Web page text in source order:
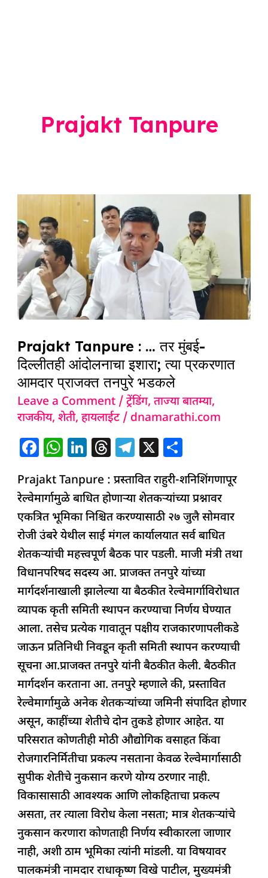
Prajakt Tanpure
Prajakt Tanpure : … तर मुंबई-
दिल्लीतही आंदोलनाचा इशारा; त्या प्रकरणात
आमदार प्राजक्त तनपुरे भडकले
Leave a Comment /ट्रेंडिंग,ताज्या बातम्या,
राजकीय,शेती,हायलाईट/ dnamarathi.com
F
c
e
b
o
o
k
W
at
s
A
p
p
Li
k
e
dI
n
T
re
a
d
s
T
el
e
g
ra
m
X
h
ar
e
Prajakt Tanpure : प्रस्तावित राहुरी-शनिशिंगणापूर
रेल्वेमार्गामुळे बाधित होणाऱ्या शेतकऱ्यांच्या प्रश्नावर
एकत्रित भूमिका निश्चित करण्यासाठी २७ जुलै सोमवार
रोजी उंबरे येथील साई मंगल कार्यालयात सर्व बाधित
शेतकऱ्यांची महत्त्वपूर्ण बैठक पार पडली. माजी मंत्री तथा
विधानपरिषद सदस्य आ. प्राजक्त तनपुरे यांच्या
मार्गदर्शनाखाली झालेल्या या बैठकीत रेल्वेमार्गाविरोधात
व्यापक कृती समिती स्थापन करण्याचा निर्णय घेण्यात
आला. तसेच प्रत्येक गावातून पक्षीय राजकारणापलीकडे
जाऊन प्रतिनिधी निवडून कृती समिती स्थापन करण्याची
सूचना आ.प्राजक्त तनपुरे यांनी बैठकीत केली. बैठकीत
मार्गदर्शन करताना आ. तनपुरे म्हणाले की, प्रस्तावित
रेल्वेमार्गामुळे अनेक शेतकऱ्यांच्या जमिनी संपादित होणार
असून, काहींच्या शेतीचे दोन तुकडे होणार आहेत. या
परिसरात कोणतीही मोठी औद्योगिक वसाहत किंवा
रोजगारनिर्मितीचा प्रकल्प नसताना केवळ रेल्वेमार्गासाठी
सुपीक शेतीचे नुकसान करणे योग्य ठरणार नाही.
विकासासाठी आवश्यक आणि लोकहिताचा प्रकल्प
असता, तर त्याला विरोध केला नसता; मात्र शेतकऱ्यांचे
नुकसान करणारा कोणताही निर्णय स्वीकारला जाणार
नाही, अशी ठाम भूमिका त्यांनी मांडली. या विषयावर
पालकमंत्री नामदार राधाकृष्ण विखे पाटील, मुख्यमंत्री
Prajakt
Tanpure
:
…
तर
मुंबई-
दिल्लीतही
इशारा;
त्या
प्रकरणात
आमदार
प्राजक्त
तनपुरे